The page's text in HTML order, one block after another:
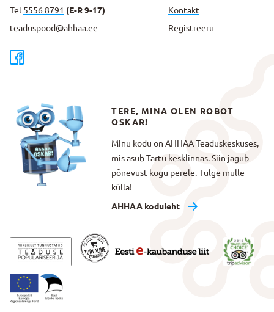
Tel 5556 8791 (E-R 9-17)
teaduspood@ahhaa.ee
Kontakt
Registreeru
TERE, MINA OLEN ROBOT
OSKAR!
Minu kodu on AHHAA Teaduskeskuses,
mis asub Tartu kesklinnas. Siin jagub
põnevust kogu perele. Tulge mulle
külla!
AHHAA koduleht